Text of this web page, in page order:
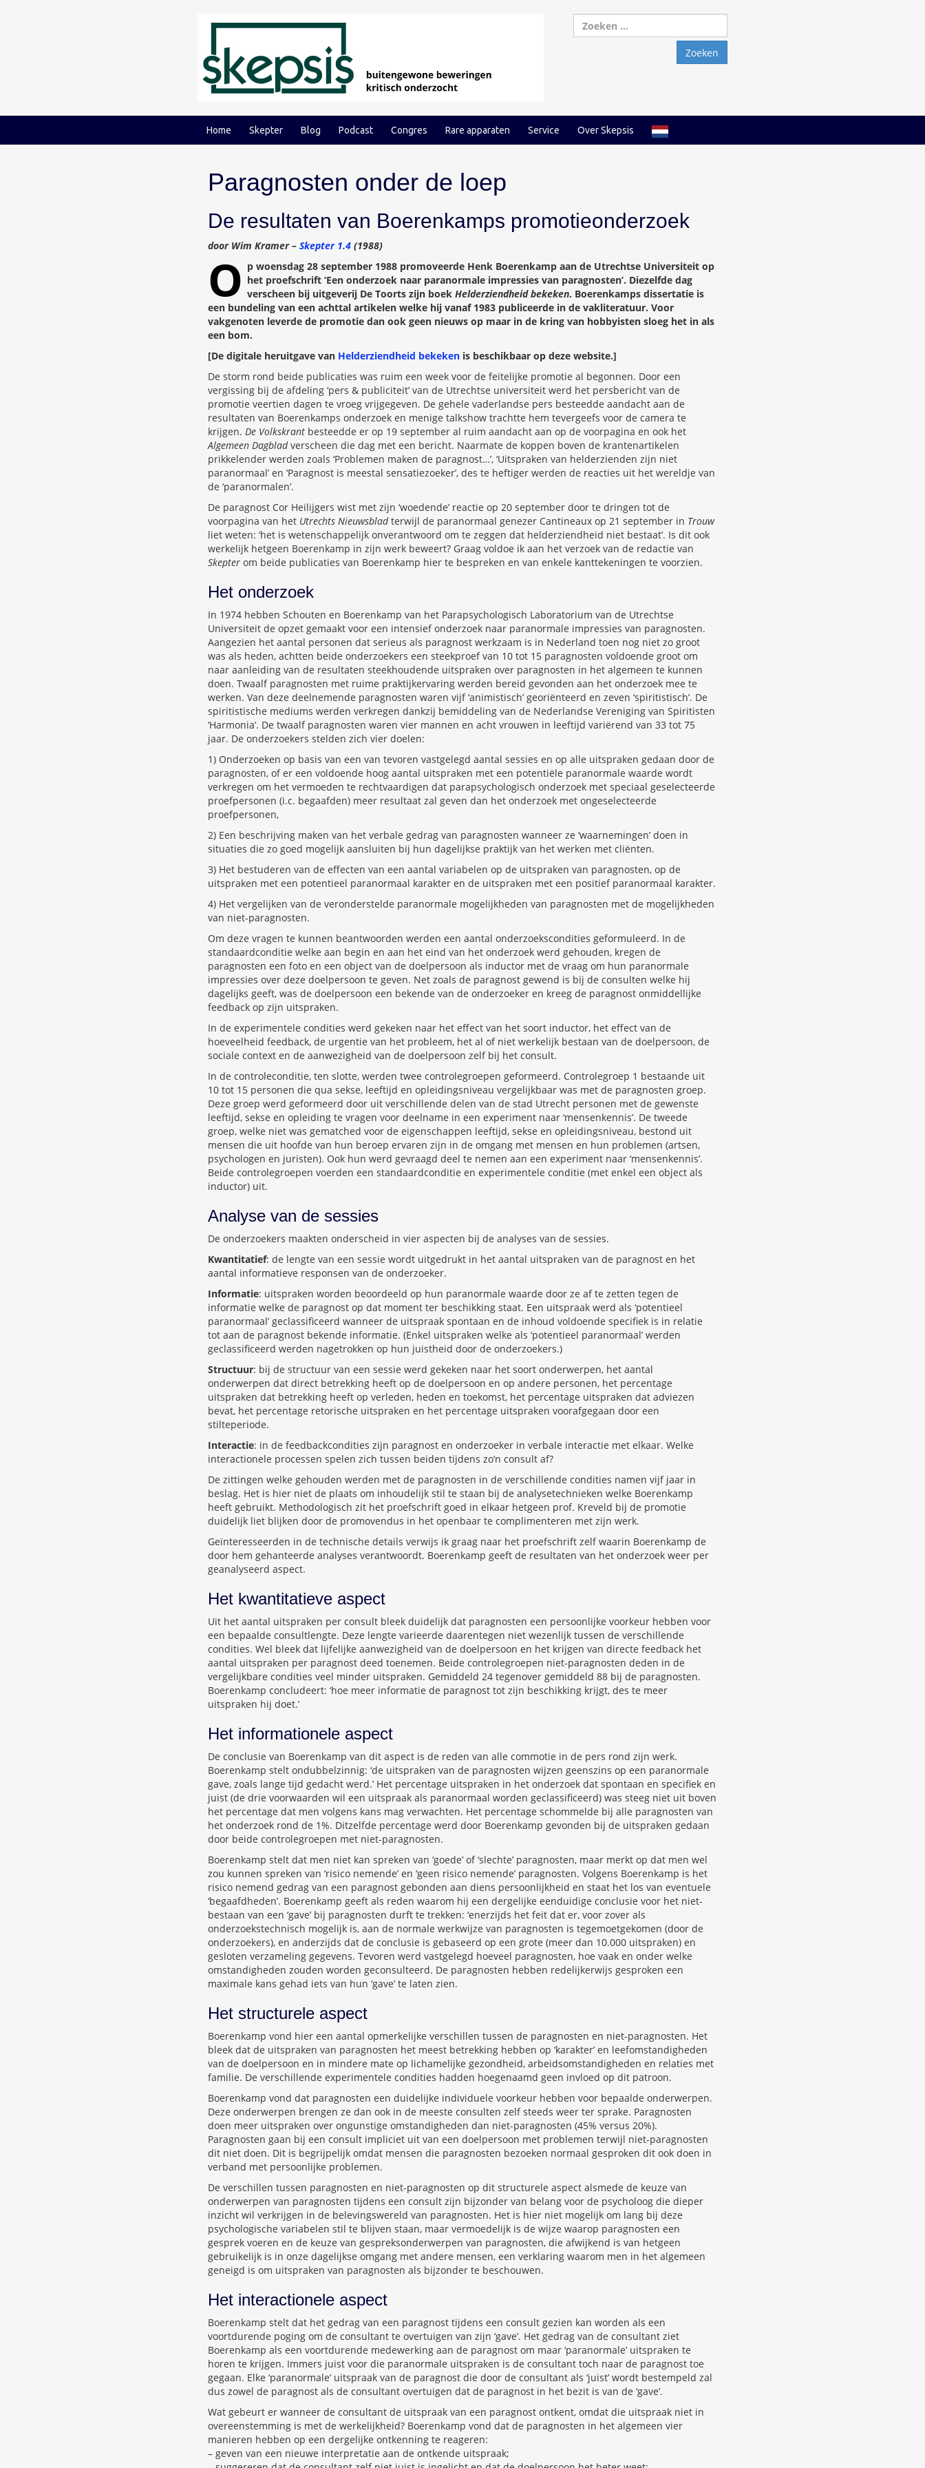
naar:
Home Skepter Blog Podcast Congres Rare apparaten Service Over Skepsis
Paragnosten onder de loep
De resultaten van Boerenkamps promotieonderzoek
door Wim Kramer – Skepter 1.4 (1988)
O p woensdag 28 september 1988 promoveerde Henk Boerenkamp aan de Utrechtse Universiteit op
het proefschrift ‘Een onderzoek naar paranormale impressies van paragnosten’. Diezelfde dag
verscheen bij uitgeverij De Toorts zijn boek Helderziendheid bekeken. Boerenkamps dissertatie is
een bundeling van een achttal artikelen welke hij vanaf 1983 publiceerde in de vakliteratuur. Voor
vakgenoten leverde de promotie dan ook geen nieuws op maar in de kring van hobbyisten sloeg het in als
een bom.
[De digitale heruitgave van Helderziendheid bekeken is beschikbaar op deze website.]
De storm rond beide publicaties was ruim een week voor de feitelijke promotie al begonnen. Door een
vergissing bij de afdeling ‘pers & publiciteit’ van de Utrechtse universiteit werd het persbericht van de
promotie veertien dagen te vroeg vrijgegeven. De gehele vaderlandse pers besteedde aandacht aan de
resultaten van Boerenkamps onderzoek en menige talkshow trachtte hem tevergeefs voor de camera te
krijgen. De Volkskrant besteedde er op 19 september al ruim aandacht aan op de voorpagina en ook het
Algemeen Dagbladverscheen die dag met een bericht. Naarmate de koppen boven de krantenartikelen
prikkelender werden zoals ‘Problemen maken de paragnost…’, ‘Uitspraken van helderzienden zijn niet
paranormaal’ en ‘Paragnost is meestal sensatiezoeker’, des te heftiger werden de reacties uit het wereldje van
de ‘paranormalen’.
De paragnost Cor Heilijgers wist met zijn ‘woedende’ reactie op 20 september door te dringen tot de
voorpagina van het Utrechts Nieuwsbladterwijl de paranormaal genezer Cantineaux op 21 september in Trouw
liet weten: ‘het is wetenschappelijk onverantwoord om te zeggen dat helderziendheid niet bestaat’. Is dit ook
werkelijk hetgeen Boerenkamp in zijn werk beweert? Graag voldoe ik aan het verzoek van de redactie van
Skepter om beide publicaties van Boerenkamp hier te bespreken en van enkele kanttekeningen te voorzien.
Het onderzoek
In 1974 hebben Schouten en Boerenkamp van het Parapsychologisch Laboratorium van de Utrechtse
Universiteit de opzet gemaakt voor een intensief onderzoek naar paranormale impressies van paragnosten.
Aangezien het aantal personen dat serieus als paragnost werkzaam is in Nederland toen nog niet zo groot
was als heden, achtten beide onderzoekers een steekproef van 10 tot 15 paragnosten voldoende groot om
naar aanleiding van de resultaten steekhoudende uitspraken over paragnosten in het algemeen te kunnen
doen. Twaalf paragnosten met ruime praktijkervaring werden bereid gevonden aan het onderzoek mee te
werken. Van deze deelnemende paragnosten waren vijf ‘animistisch’ georiënteerd en zeven ‘spiritistisch’. De
spiritistische mediums werden verkregen dankzij bemiddeling van de Nederlandse Vereniging van Spiritisten
‘Harmonia’. De twaalf paragnosten waren vier mannen en acht vrouwen in leeftijd variërend van 33 tot 75
jaar. De onderzoekers stelden zich vier doelen:
1) Onderzoeken op basis van een van tevoren vastgelegd aantal sessies en op alle uitspraken gedaan door de
paragnosten, of er een voldoende hoog aantal uitspraken met een potentiële paranormale waarde wordt
verkregen om het vermoeden te rechtvaardigen dat parapsychologisch onderzoek met speciaal geselecteerde
proefpersonen (i.c. begaafden) meer resultaat zal geven dan het onderzoek met ongeselecteerde
proefpersonen,
2) Een beschrijving maken van het verbale gedrag van paragnosten wanneer ze ‘waarnemingen’ doen in
situaties die zo goed mogelijk aansluiten bij hun dagelijkse praktijk van het werken met cliënten.
3) Het bestuderen van de effecten van een aantal variabelen op de uitspraken van paragnosten, op de
uitspraken met een potentieel paranormaal karakter en de uitspraken met een positief paranormaal karakter.
4) Het vergelijken van de veronderstelde paranormale mogelijkheden van paragnosten met de mogelijkheden
van niet-paragnosten.
Om deze vragen te kunnen beantwoorden werden een aantal onderzoekscondities geformuleerd. In de
standaardconditie welke aan begin en aan het eind van het onderzoek werd gehouden, kregen de
paragnosten een foto en een object van de doelpersoon als inductor met de vraag om hun paranormale
impressies over deze doelpersoon te geven. Net zoals de paragnost gewend is bij de consulten welke hij
dagelijks geeft, was de doelpersoon een bekende van de onderzoeker en kreeg de paragnost onmiddellijke
feedback op zijn uitspraken.
In de experimentele condities werd gekeken naar het effect van het soort inductor, het effect van de
hoeveelheid feedback, de urgentie van het probleem, het al of niet werkelijk bestaan van de doelpersoon, de
sociale context en de aanwezigheid van de doelpersoon zelf bij het consult.
In de controleconditie, ten slotte, werden twee controlegroepen geformeerd. Controlegroep 1 bestaande uit
10 tot 15 personen die qua sekse, leeftijd en opleidingsniveau vergelijkbaar was met de paragnosten groep.
Deze groep werd geformeerd door uit verschillende delen van de stad Utrecht personen met de gewenste
leeftijd, sekse en opleiding te vragen voor deelname in een experiment naar ‘mensenkennis’. De tweede
groep, welke niet was gematched voor de eigenschappen leeftijd, sekse en opleidingsniveau, bestond uit
mensen die uit hoofde van hun beroep ervaren zijn in de omgang met mensen en hun problemen (artsen,
psychologen en juristen). Ook hun werd gevraagd deel te nemen aan een experiment naar ‘mensenkennis’.
Beide controlegroepen voerden een standaardconditie en experimentele conditie (met enkel een object als
inductor) uit.
Analyse van de sessies
De onderzoekers maakten onderscheid in vier aspecten bij de analyses van de sessies.
Kwantitatief: de lengte van een sessie wordt uitgedrukt in het aantal uitspraken van de paragnost en het
aantal informatieve responsen van de onderzoeker.
Informatie: uitspraken worden beoordeeld op hun paranormale waarde door ze af te zetten tegen de
informatie welke de paragnost op dat moment ter beschikking staat. Een uitspraak werd als ‘potentieel
paranormaal’ geclassificeerd wanneer de uitspraak spontaan en de inhoud voldoende specifiek is in relatie
tot aan de paragnost bekende informatie. (Enkel uitspraken welke als ‘potentieel paranormaal’ werden
geclassificeerd werden nagetrokken op hun juistheid door de onderzoekers.)
Structuur: bij de structuur van een sessie werd gekeken naar het soort onderwerpen, het aantal
onderwerpen dat direct betrekking heeft op de doelpersoon en op andere personen, het percentage
uitspraken dat betrekking heeft op verleden, heden en toekomst, het percentage uitspraken dat adviezen
bevat, het percentage retorische uitspraken en het percentage uitspraken voorafgegaan door een
stilteperiode.
Interactie: in de feedbackcondities zijn paragnost en onderzoeker in verbale interactie met elkaar. Welke
interactionele processen spelen zich tussen beiden tijdens zo’n consult af?
De zittingen welke gehouden werden met de paragnosten in de verschillende condities namen vijf jaar in
beslag. Het is hier niet de plaats om inhoudelijk stil te staan bij de analysetechnieken welke Boerenkamp
heeft gebruikt. Methodologisch zit het proefschrift goed in elkaar hetgeen prof. Kreveld bij de promotie
duidelijk liet blijken door de promovendus in het openbaar te complimenteren met zijn werk.
Geïnteresseerden in de technische details verwijs ik graag naar het proefschrift zelf waarin Boerenkamp de
door hem gehanteerde analyses verantwoordt. Boerenkamp geeft de resultaten van het onderzoek weer per
geanalyseerd aspect.
Het kwantitatieve aspect
Uit het aantal uitspraken per consult bleek duidelijk dat paragnosten een persoonlijke voorkeur hebben voor
een bepaalde consultlengte. Deze lengte varieerde daarentegen niet wezenlijk tussen de verschillende
condities. Wel bleek dat lijfelijke aanwezigheid van de doelpersoon en het krijgen van directe feedback het
aantal uitspraken per paragnost deed toenemen. Beide controlegroepen niet-paragnosten deden in de
vergelijkbare condities veel minder uitspraken. Gemiddeld 24 tegenover gemiddeld 88 bij de paragnosten.
Boerenkamp concludeert: ‘hoe meer informatie de paragnost tot zijn beschikking krijgt, des te meer
uitspraken hij doet.’
Het informationele aspect
De conclusie van Boerenkamp van dit aspect is de reden van alle commotie in de pers rond zijn werk.
Boerenkamp stelt ondubbelzinnig: ‘de uitspraken van de paragnosten wijzen geenszins op een paranormale
gave, zoals lange tijd gedacht werd.’ Het percentage uitspraken in het onderzoek dat spontaan en specifiek en
juist (de drie voorwaarden wil een uitspraak als paranormaal worden geclassificeerd) was steeg niet uit boven
het percentage dat men volgens kans mag verwachten. Het percentage schommelde bij alle paragnosten van
het onderzoek rond de 1%. Ditzelfde percentage werd door Boerenkamp gevonden bij de uitspraken gedaan
door beide controlegroepen met niet-paragnosten.
Boerenkamp stelt dat men niet kan spreken van ‘goede’ of ‘slechte’ paragnosten, maar merkt op dat men wel
zou kunnen spreken van ‘risico nemende’ en ‘geen risico nemende’ paragnosten. Volgens Boerenkamp is het
risico nemend gedrag van een paragnost gebonden aan diens persoonlijkheid en staat het los van eventuele
‘begaafdheden’. Boerenkamp geeft als reden waarom hij een dergelijke eenduidige conclusie voor het niet-
bestaan van een ‘gave’ bij paragnosten durft te trekken: ‘enerzijds het feit dat er, voor zover als
onderzoekstechnisch mogelijk is, aan de normale werkwijze van paragnosten is tegemoetgekomen (door de
onderzoekers), en anderzijds dat de conclusie is gebaseerd op een grote (meer dan 10.000 uitspraken) en
gesloten verzameling gegevens. Tevoren werd vastgelegd hoeveel paragnosten, hoe vaak en onder welke
omstandigheden zouden worden geconsulteerd. De paragnosten hebben redelijkerwijs gesproken een
maximale kans gehad iets van hun ‘gave’ te laten zien.
Het structurele aspect
Boerenkamp vond hier een aantal opmerkelijke verschillen tussen de paragnosten en niet-paragnosten. Het
bleek dat de uitspraken van paragnosten het meest betrekking hebben op ‘karakter’ en leefomstandigheden
van de doelpersoon en in mindere mate op lichamelijke gezondheid, arbeidsomstandigheden en relaties met
familie. De verschillende experimentele condities hadden hoegenaamd geen invloed op dit patroon.
Boerenkamp vond dat paragnosten een duidelijke individuele voorkeur hebben voor bepaalde onderwerpen.
Deze onderwerpen brengen ze dan ook in de meeste consulten zelf steeds weer ter sprake. Paragnosten
doen meer uitspraken over ongunstige omstandigheden dan niet-paragnosten (45% versus 20%).
Paragnosten gaan bij een consult impliciet uit van een doelpersoon met problemen terwijl niet-paragnosten
dit niet doen. Dit is begrijpelijk omdat mensen die paragnosten bezoeken normaal gesproken dit ook doen in
verband met persoonlijke problemen.
De verschillen tussen paragnosten en niet-paragnosten op dit structurele aspect alsmede de keuze van
onderwerpen van paragnosten tijdens een consult zijn bijzonder van belang voor de psycholoog die dieper
inzicht wil verkrijgen in de belevingswereld van paragnosten. Het is hier niet mogelijk om lang bij deze
psychologische variabelen stil te blijven staan, maar vermoedelijk is de wijze waarop paragnosten een
gesprek voeren en de keuze van gespreksonderwerpen van paragnosten, die afwijkend is van hetgeen
gebruikelijk is in onze dagelijkse omgang met andere mensen, een verklaring waarom men in het algemeen
geneigd is om uitspraken van paragnosten als bijzonder te beschouwen.
Het interactionele aspect
Boerenkamp stelt dat het gedrag van een paragnost tijdens een consult gezien kan worden als een
voortdurende poging om de consultant te overtuigen van zijn ‘gave’. Het gedrag van de consultant ziet
Boerenkamp als een voortdurende medewerking aan de paragnost om maar ‘paranormale’ uitspraken te
horen te krijgen. Immers juist voor die paranormale uitspraken is de consultant toch naar de paragnost toe
gegaan. Elke ‘paranormale’ uitspraak van de paragnost die door de consultant als ‘juist’ wordt bestempeld zal
dus zowel de paragnost als de consultant overtuigen dat de paragnost in het bezit is van de ‘gave’.
Wat gebeurt er wanneer de consultant de uitspraak van een paragnost ontkent, omdat die uitspraak niet in
overeenstemming is met de werkelijkheid? Boerenkamp vond dat de paragnosten in het algemeen vier
manieren hebben op een dergelijke ontkenning te reageren:
– geven van een nieuwe interpretatie aan de ontkende uitspraak;